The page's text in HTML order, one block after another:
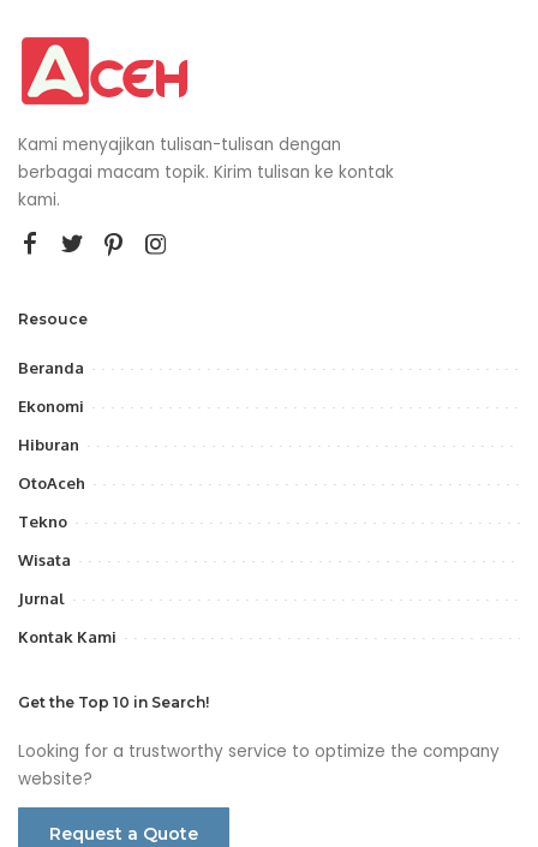
Kami menyajikan tulisan-tulisan dengan
berbagai macam topik. Kirim tulisan ke kontak
kami.
Resouce
Beranda
Ekonomi
Hiburan
OtoAceh
Tekno
Wisata
Jurnal
Kontak Kami
Get the Top 10 in Search!
Looking for a trustworthy service to optimize the company
website?
Request a Quote